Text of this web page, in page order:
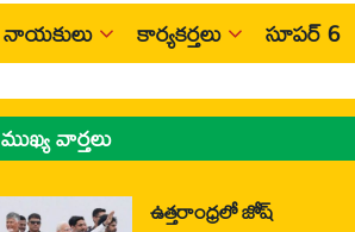
నాయకులు కార్యకర్తలు సూపర్ 6
ముఖ్య వార్తలు
ఉత్తరాంధ్రలో జోష్